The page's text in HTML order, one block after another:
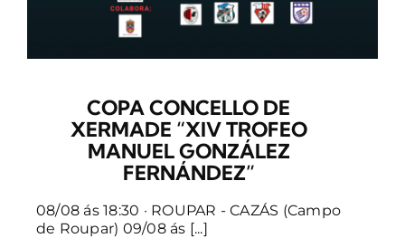
COPA CONCELLO DE
XERMADE “XIV TROFEO
MANUEL GONZÁLEZ
FERNÁNDEZ”
08/08 ás 18:30 · ROUPAR - CAZÁS (Campo
de Roupar) 09/08 ás [...]